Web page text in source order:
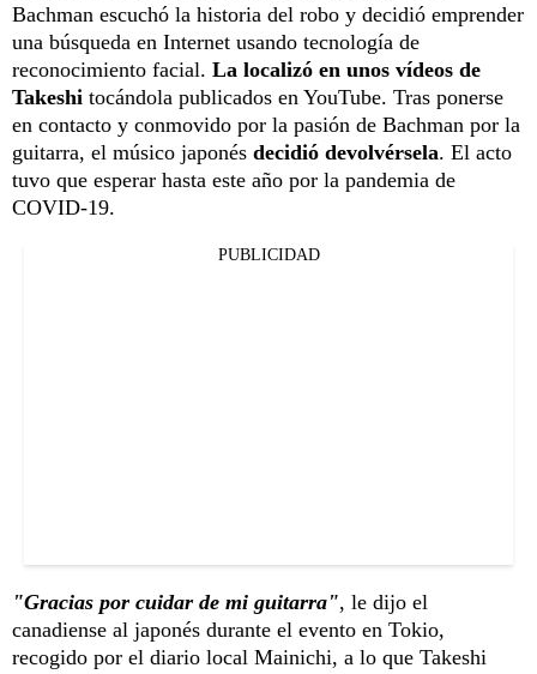
Bachman escuchó la historia del robo y decidió emprender
una búsqueda en Internet usando tecnología de
reconocimiento facial. La localizó en unos vídeos de
Takeshi tocándola publicados en YouTube. Tras ponerse
en contacto y conmovido por la pasión de Bachman por la
guitarra, el músico japonés decidió devolvérsela. El acto
tuvo que esperar hasta este año por la pandemia de
COVID-19.
PUBLICIDAD
"Gracias por cuidar de mi guitarra", le dijo el
canadiense al japonés durante el evento en Tokio,
recogido por el diario local Mainichi, a lo que Takeshi